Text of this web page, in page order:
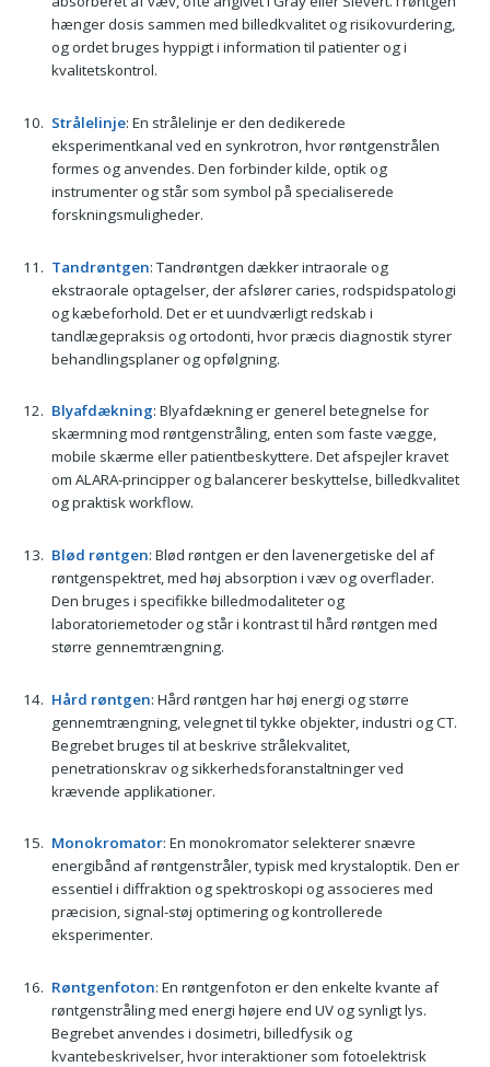
hænger dosis sammen med billedkvalitet og risikovurdering,
og ordet bruges hyppigt i information til patienter og i
kvalitetskontrol.
Strålelinje: En strålelinje er den dedikerede
eksperimentkanal ved en synkrotron, hvor røntgenstrålen
formes og anvendes. Den forbinder kilde, optik og
instrumenter og står som symbol på specialiserede
forskningsmuligheder.
Tandrøntgen: Tandrøntgen dækker intraorale og
ekstraorale optagelser, der afslører caries, rodspidspatologi
og kæbeforhold. Det er et uundværligt redskab i
tandlægepraksis og ortodonti, hvor præcis diagnostik styrer
behandlingsplaner og opfølgning.
Blyafdækning: Blyafdækning er generel betegnelse for
skærmning mod røntgenstråling, enten som faste vægge,
mobile skærme eller patientbeskyttere. Det afspejler kravet
om ALARA-principper og balancerer beskyttelse, billedkvalitet
og praktisk workflow.
Blød røntgen: Blød røntgen er den lavenergetiske del af
røntgenspektret, med høj absorption i væv og overflader.
Den bruges i specifikke billedmodaliteter og
laboratoriemetoder og står i kontrast til hård røntgen med
større gennemtrængning.
Hård røntgen: Hård røntgen har høj energi og større
gennemtrængning, velegnet til tykke objekter, industri og CT.
Begrebet bruges til at beskrive strålekvalitet,
penetrationskrav og sikkerhedsforanstaltninger ved
krævende applikationer.
Monokromator: En monokromator selekterer snævre
energibånd af røntgenstråler, typisk med krystaloptik. Den er
essentiel i diffraktion og spektroskopi og associeres med
præcision, signal-støj optimering og kontrollerede
eksperimenter.
Røntgenfoton: En røntgenfoton er den enkelte kvante af
røntgenstråling med energi højere end UV og synligt lys.
Begrebet anvendes i dosimetri, billedfysik og
kvantebeskrivelser, hvor interaktioner som fotoelektrisk